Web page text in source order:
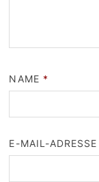
NAME *
E-MAIL-ADRESSE